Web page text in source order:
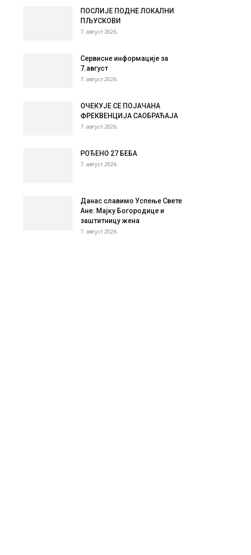
ПОСЛИЈЕ ПОДНЕ ЛОКАЛНИ
ПЉУСКОВИ
7. август 2026.
Сервисне информације за
7.август
7. август 2026.
ОЧЕКУЈЕ СЕ ПОЈАЧАНА
ФРЕКВЕНЦИЈА САОБРАЋАЈА
7. август 2026.
РОЂЕНО 27 БЕБА
7. август 2026.
Данас славимо Успење Свете
Ане: Мајку Богородице и
заштитницу жена
7. август 2026.